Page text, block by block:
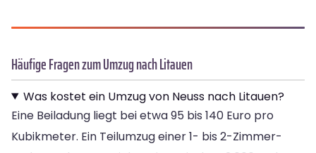
Häufige Fragen zum Umzug nach Litauen
Was kostet ein Umzug von Neuss nach Litauen?
Eine Beiladung liegt bei etwa 95 bis 140 Euro pro
Kubikmeter. Ein Teilumzug einer 1- bis 2-Zimmer-